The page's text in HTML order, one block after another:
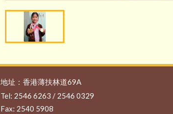
地址：香港薄扶林道69A
Tel: 2546 6263 / 2546 0329
Fax: 2540 5908